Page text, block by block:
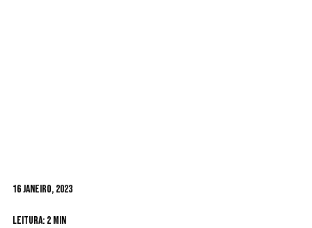
16 Janeiro, 2023
Leitura: 2 min